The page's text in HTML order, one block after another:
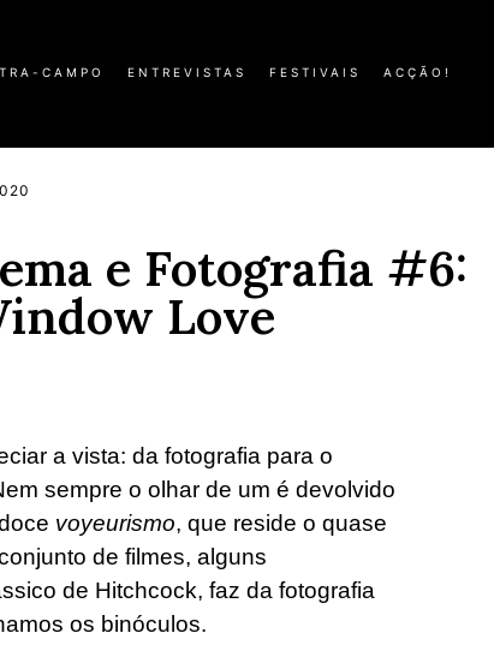
CAMPO ENTREVISTAS FESTIVAIS ACÇÃO!
e Fotografia #6:
Love
a vista: da fotografia para o
sempre o olhar de um é devolvido
voyeurismo, que reside o quase
de filmes, alguns
de Hitchcock, faz da fotografia
os binóculos.